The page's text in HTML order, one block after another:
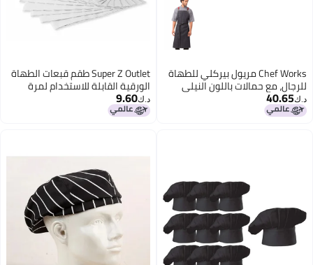
Chef Works مريول بيركلي للطهاة
للرجال، مع حمالات باللون النيلي
الأزرق/النبيذي، مقاس واحد
د.ك‏40.65
Super Z Outlet طقم قبعات الطهاة
الورقية القابلة للاستخدام لمرة
المطاعم، الدروس (10 عبوة)
د.ك‏9.60